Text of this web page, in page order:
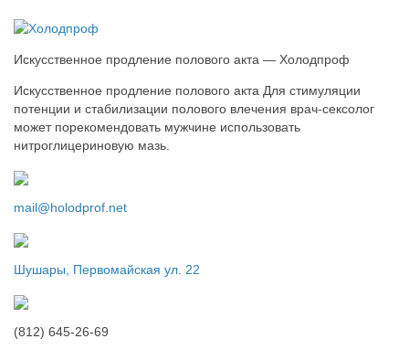
Искусственное продление полового акта — Холодпроф
Искусственное продление полового акта Для стимуляции
потенции и стабилизации полового влечения врач-сексолог
может порекомендовать мужчине использовать
нитроглицериновую мазь.
mail@holodprof.net
Шушары, Первомайская ул. 22
(812) 645-26-69